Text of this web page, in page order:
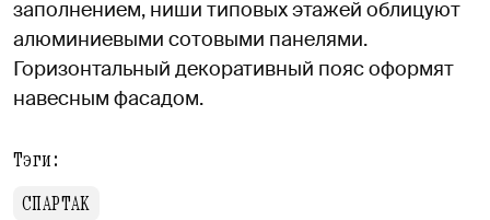
заполнением, ниши типовых этажей облицуют
алюминиевыми сотовыми панелями.
Горизонтальный декоративный пояс оформят
навесным фасадом.
Тэги:
СПАРТАК